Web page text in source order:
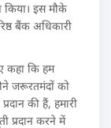
किया। इस मौके
बैंक अधिकारी
कहा कि हम
जरूरतमंदों को
की हैं, हमारी
प्रदान करने में